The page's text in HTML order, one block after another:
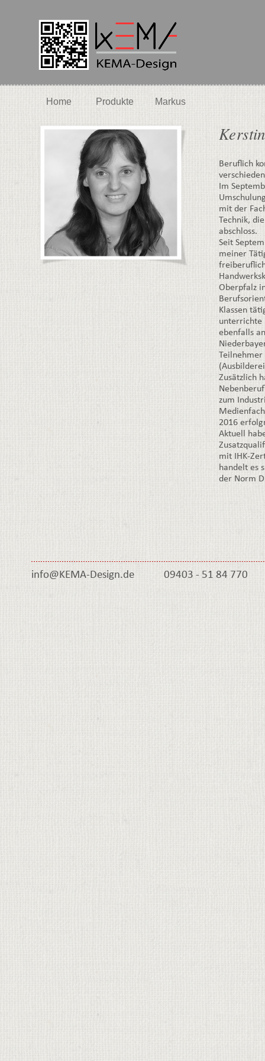
info@KEMA-Design.de 09403 - 51 84 770
Home Produkte Markus
Beruflich
Im
mit der
Technik,
abschloss.
Seit
meiner
Oberpfalz
Klassen
unterrichte
ebenfalls
Teilnehmer
Zusätzlich
zum
2016
Aktuell
mit IHK-
handelt es
der Norm